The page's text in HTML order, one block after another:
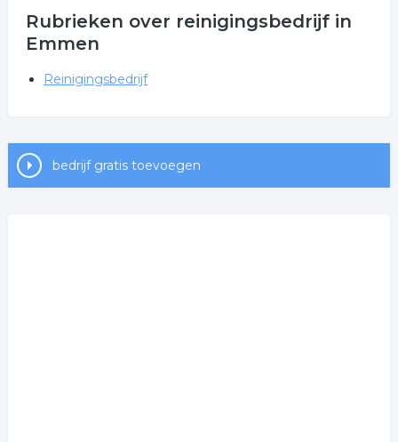
Rubrieken over reinigingsbedrijf in
Emmen
Reinigingsbedrijf
bedrijf gratis toevoegen